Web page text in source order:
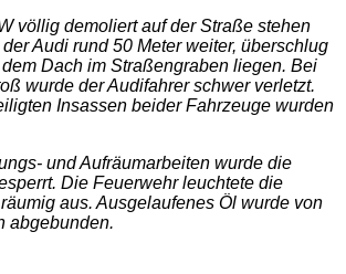
völlig demoliert auf der Straße stehen
Audi rund 50 Meter weiter, überschlug
Dach im Straßengraben liegen. Bei
wurde der Audifahrer schwer verletzt.
Insassen beider Fahrzeuge wurden
und Aufräumarbeiten wurde die
Die Feuerwehr leuchtete die
aus. Ausgelaufenes Öl wurde von
abgebunden.